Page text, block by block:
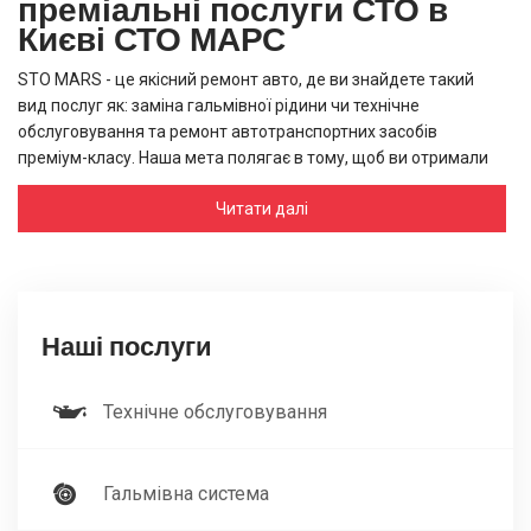
Наші послуги
Технічне обслуговування
Гальмівна система
преміальні послуги СТО в
Києві СТО МАРС
STO MARS - це якісний ремонт авто, де ви знайдете такий
вид послуг як: заміна гальмівної рідини чи технічне
обслуговування та ремонт автотранспортних засобів
преміум-класу. Наша мета полягає в тому, щоб ви отримали
максимальний комфорт та професійне відновлення машини.
Для того, щоб розібратися, якаціна заміни щеплення
скільки коштує заміна масланатисніть на кнопку
Діагностичні роботи вузлів
та агрегатів автомобіля -
твій шлях до якісного
сервісу
заміна антифризу, оскільки важливо ретельно стежити за
Читати далі